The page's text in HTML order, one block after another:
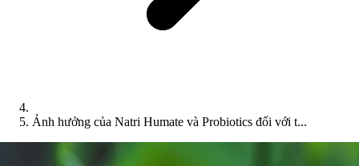
Ảnh hưởng của Natri Humate và Probiotics đối với t...